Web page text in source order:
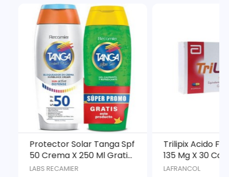
Protector Solar Tanga Spf
50 Crema X 250 Ml Gratis
Gel Aftersun X 150 Ml
LABS RECAMIER
Trilipix Acido
135 Mg X 30 Cap
LAFRANCOL